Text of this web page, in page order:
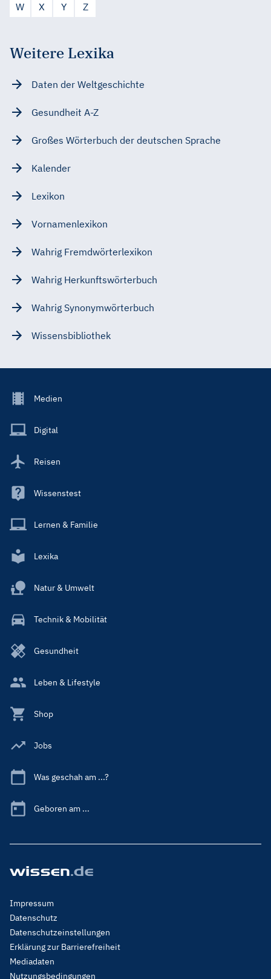
W
X Y Z
Weitere Lexika
Daten der Weltgeschichte
Gesundheit A-Z
Großes Wörterbuch der deutschen Sprache
Kalender
Lexikon
Vornamenlexikon
Wahrig Fremdwörterlexikon
Wahrig Herkunftswörterbuch
Wahrig Synonymwörterbuch
Wissensbibliothek
Footer
Main
Medien
Digital
Reisen
Wissenstest
Lernen & Familie
Lexika
Natur & Umwelt
Technik & Mobilität
Gesundheit
Leben & Lifestyle
Shop
Jobs
Was geschah am ...?
Geboren am ...
Footer
Menu
Legal
Impressum
Datenschutz
Datenschutzeinstellungen
Erklärung zur Barrierefreiheit
Mediadaten
Nutzungsbedingungen